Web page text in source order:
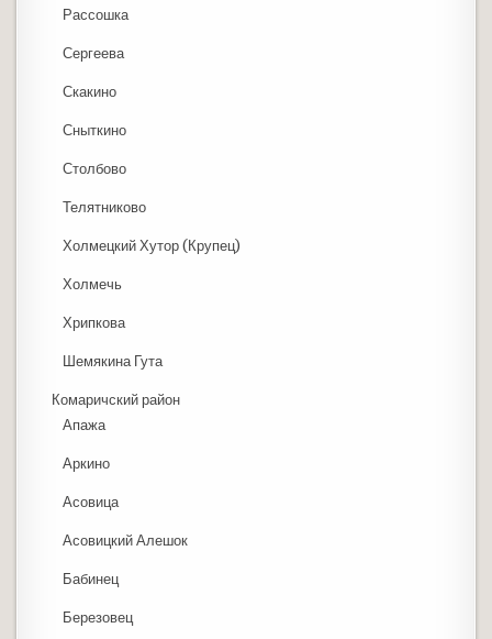
Рассошка
Сергеева
Скакино
Сныткино
Столбово
Телятниково
Холмецкий Хутор (Крупец)
Холмечь
Хрипкова
Шемякина Гута
Комаричский район
Апажа
Аркино
Асовица
Асовицкий Алешок
Бабинец
Березовец